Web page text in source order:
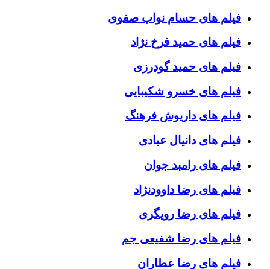
فیلم های حسام نواب صفوی
فیلم های حمید فرخ نژاد
فیلم های حمید گودرزی
فیلم های خسرو شکیبایی
فیلم های داریوش فرهنگ
فیلم های دانیال عبادی
فیلم های رامبد جوان
فیلم های رضا داوودنژاد
فیلم های رضا رویگری
فیلم های رضا شفیعی جم
فیلم های رضا عطاران